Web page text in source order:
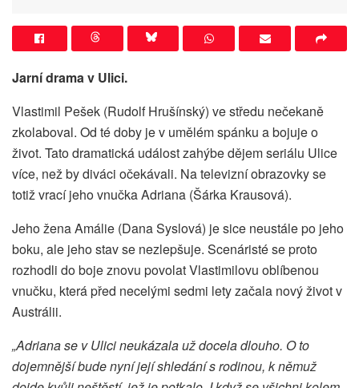
Jarní drama v Ulici.
Vlastimil Pešek (Rudolf Hrušínský) ve středu nečekaně
zkolaboval. Od té doby je v umělém spánku a bojuje o
život. Tato dramatická událost zahýbe dějem seriálu Ulice
více, než by diváci očekávali. Na televizní obrazovky se
totiž vrací jeho vnučka Adriana (Šárka Krausová).
Jeho žena Amálie (Dana Syslová) je sice neustále po jeho
boku, ale jeho stav se nezlepšuje. Scenáristé se proto
rozhodli do boje znovu povolat Vlastimilovu oblíbenou
vnučku, která před necelými sedmi lety začala nový život v
Austrálii.
„Adriana se v Ulici neukázala už docela dlouho. O to
dojemnější bude nyní její shledání s rodinou, k němuž